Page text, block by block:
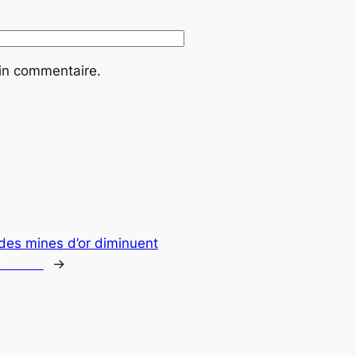
commentaire.
mines d’or diminuent
→